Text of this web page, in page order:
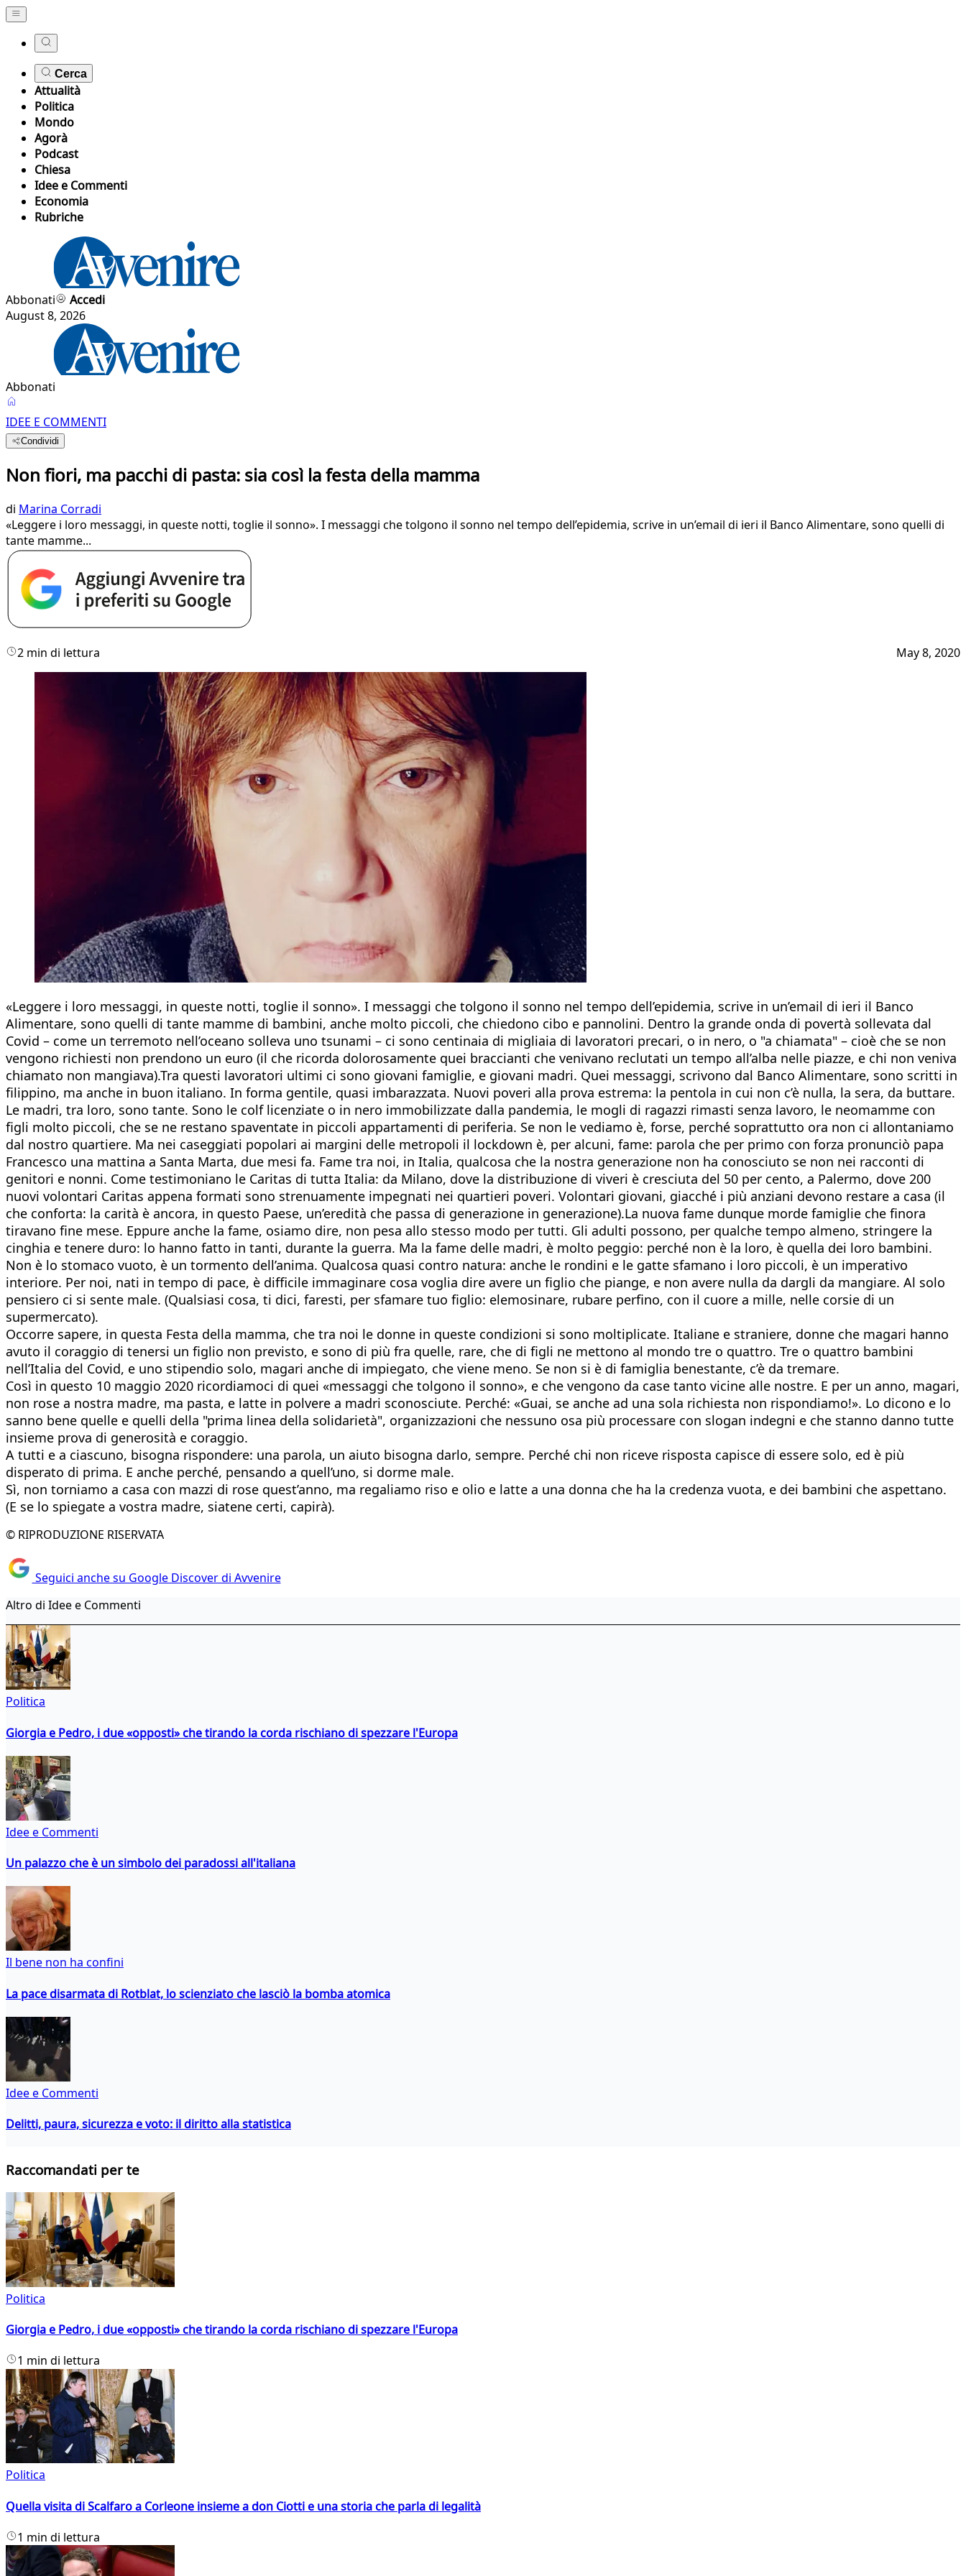
Cerca
Attualità
Politica
Mondo
Agorà
Podcast
Chiesa
Idee e Commenti
Economia
Rubriche
Abbonati
Accedi
August 8, 2026
Abbonati
IDEE E COMMENTI
Condividi
Non fiori, ma pacchi di pasta: sia così la festa della mamma
di Marina Corradi
«Leggere i loro messaggi, in queste notti, toglie il sonno». I messaggi che tolgono il sonno nel tempo dell’epidemia, scrive in un’email di ieri il Banco Alimentare, sono quelli di
tante mamme...
2 min di lettura May 8, 2020
«Leggere i loro messaggi, in queste notti, toglie il sonno». I messaggi che tolgono il sonno nel tempo dell’epidemia, scrive in un’email di ieri il Banco
Alimentare, sono quelli di tante mamme di bambini, anche molto piccoli, che chiedono cibo e pannolini. Dentro la grande onda di povertà sollevata dal
Covid – come un terremoto nell’oceano solleva uno tsunami – ci sono centinaia di migliaia di lavoratori precari, o in nero, o "a chiamata" – cioè che se non
vengono richiesti non prendono un euro (il che ricorda dolorosamente quei braccianti che venivano reclutati un tempo all’alba nelle piazze, e chi non veniva
chiamato non mangiava).Tra questi lavoratori ultimi ci sono giovani famiglie, e giovani madri. Quei messaggi, scrivono dal Banco Alimentare, sono scritti in
filippino, ma anche in buon italiano. In forma gentile, quasi imbarazzata. Nuovi poveri alla prova estrema: la pentola in cui non c’è nulla, la sera, da buttare.
Le madri, tra loro, sono tante. Sono le colf licenziate o in nero immobilizzate dalla pandemia, le mogli di ragazzi rimasti senza lavoro, le neomamme con
figli molto piccoli, che se ne restano spaventate in piccoli appartamenti di periferia. Se non le vediamo è, forse, perché soprattutto ora non ci allontaniamo
dal nostro quartiere. Ma nei caseggiati popolari ai margini delle metropoli il lockdown è, per alcuni, fame: parola che per primo con forza pronunciò papa
Francesco una mattina a Santa Marta, due mesi fa. Fame tra noi, in Italia, qualcosa che la nostra generazione non ha conosciuto se non nei racconti di
genitori e nonni. Come testimoniano le Caritas di tutta Italia: da Milano, dove la distribuzione di viveri è cresciuta del 50 per cento, a Palermo, dove 200
nuovi volontari Caritas appena formati sono strenuamente impegnati nei quartieri poveri. Volontari giovani, giacché i più anziani devono restare a casa (il
che conforta: la carità è ancora, in questo Paese, un’eredità che passa di generazione in generazione).La nuova fame dunque morde famiglie che finora
tiravano fine mese. Eppure anche la fame, osiamo dire, non pesa allo stesso modo per tutti. Gli adulti possono, per qualche tempo almeno, stringere la
cinghia e tenere duro: lo hanno fatto in tanti, durante la guerra. Ma la fame delle madri, è molto peggio: perché non è la loro, è quella dei loro bambini.
Non è lo stomaco vuoto, è un tormento dell’anima. Qualcosa quasi contro natura: anche le rondini e le gatte sfamano i loro piccoli, è un imperativo
interiore. Per noi, nati in tempo di pace, è difficile immaginare cosa voglia dire avere un figlio che piange, e non avere nulla da dargli da mangiare. Al solo
pensiero ci si sente male. (Qualsiasi cosa, ti dici, faresti, per sfamare tuo figlio: elemosinare, rubare perfino, con il cuore a mille, nelle corsie di un
supermercato).
Occorre sapere, in questa Festa della mamma, che tra noi le donne in queste condizioni si sono moltiplicate. Italiane e straniere, donne che magari hanno
avuto il coraggio di tenersi un figlio non previsto, e sono di più fra quelle, rare, che di figli ne mettono al mondo tre o quattro. Tre o quattro bambini
nell’Italia del Covid, e uno stipendio solo, magari anche di impiegato, che viene meno. Se non si è di famiglia benestante, c’è da tremare.
Così in questo 10 maggio 2020 ricordiamoci di quei «messaggi che tolgono il sonno», e che vengono da case tanto vicine alle nostre. E per un anno, magari,
non rose a nostra madre, ma pasta, e latte in polvere a madri sconosciute. Perché: «Guai, se anche ad una sola richiesta non rispondiamo!». Lo dicono e lo
sanno bene quelle e quelli della "prima linea della solidarietà", organizzazioni che nessuno osa più processare con slogan indegni e che stanno danno tutte
insieme prova di generosità e coraggio.
A tutti e a ciascuno, bisogna rispondere: una parola, un aiuto bisogna darlo, sempre. Perché chi non riceve risposta capisce di essere solo, ed è più
disperato di prima. E anche perché, pensando a quell’uno, si dorme male.
Sì, non torniamo a casa con mazzi di rose quest’anno, ma regaliamo riso e olio e latte a una donna che ha la credenza vuota, e dei bambini che aspettano.
(E se lo spiegate a vostra madre, siatene certi, capirà).
© RIPRODUZIONE RISERVATA
Seguici anche su Google Discover di Avvenire
Altro di Idee e Commenti
Politica
Giorgia e Pedro, i due «opposti» che tirando la corda rischiano di spezzare l'Europa
Idee e Commenti
Un palazzo che è un simbolo dei paradossi all'italiana
Il bene non ha confini
La pace disarmata di Rotblat, lo scienziato che lasciò la bomba atomica
Idee e Commenti
Delitti, paura, sicurezza e voto: il diritto alla statistica
Raccomandati per te
Politica
Giorgia e Pedro, i due «opposti» che tirando la corda rischiano di spezzare l'Europa
1 min di lettura
Politica
Quella visita di Scalfaro a Corleone insieme a don Ciotti e una storia che parla di legalità
1 min di lettura